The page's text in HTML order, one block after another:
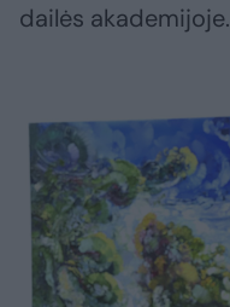
dailės akademijoje.